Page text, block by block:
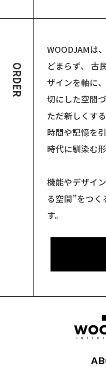
ORDER
WOODJAMは
どまらず、
古
ザインを軸に、
切にした空間
ただ新しくす
時間や記憶を
時代に馴染む
機能やデザイ
る空間”をつ
す。